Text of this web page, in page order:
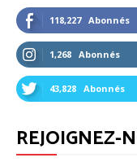
118,227 Abonnés
1,268 Abonnés
43,828 Abonnés
REJOIGNEZ-